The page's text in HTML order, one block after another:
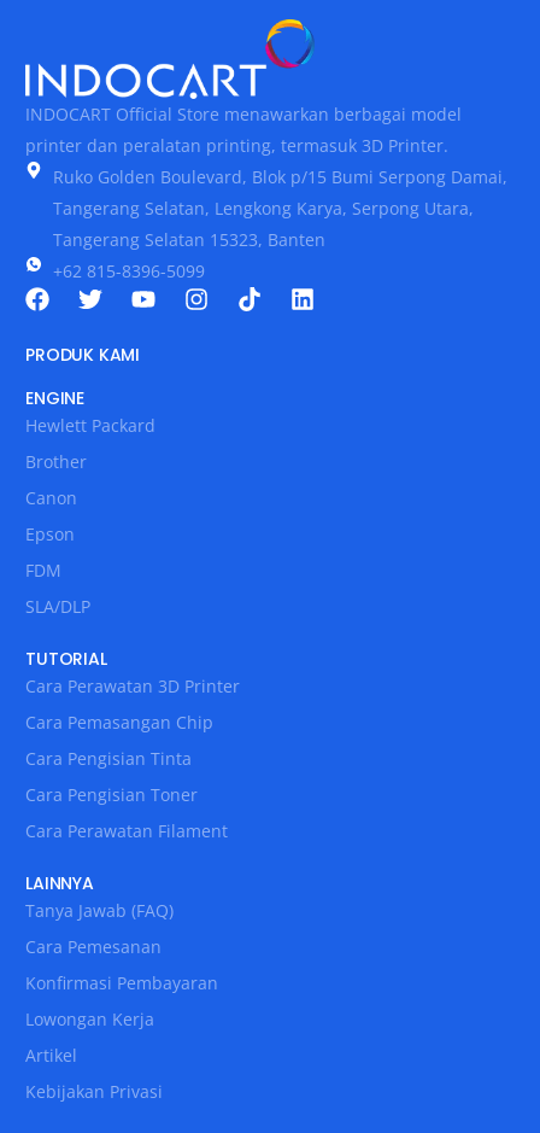
INDOCART Official Store menawarkan berbagai model
printer dan peralatan printing, termasuk 3D Printer.
Ruko Golden Boulevard, Blok p/15 Bumi Serpong Damai,
Tangerang Selatan, Lengkong Karya, Serpong Utara,
Tangerang Selatan 15323, Banten
+62 815-8396-5099
PRODUK KAMI
ENGINE
Hewlett Packard
Brother
Canon
Epson
FDM
SLA/DLP
TUTORIAL
Cara Perawatan 3D Printer
Cara Pemasangan Chip
Cara Pengisian Tinta
Cara Pengisian Toner
Cara Perawatan Filament
LAINNYA
Tanya Jawab (FAQ)
Cara Pemesanan
Konfirmasi Pembayaran
Lowongan Kerja
Artikel
Kebijakan Privasi